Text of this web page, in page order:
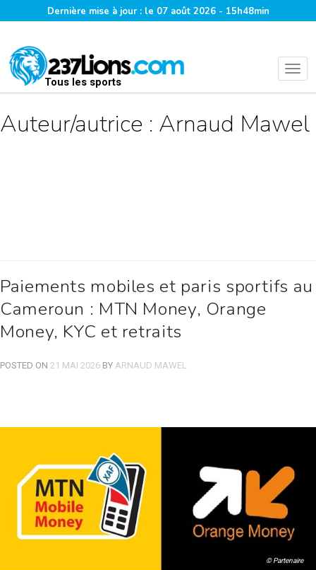
Dernière mise à jour : le 07 août 2026 - 15h48min
Tous les sports
Auteur/autrice : Arnaud Mawel
Paiements mobiles et paris sportifs au
Cameroun : MTN Money, Orange
Money, KYC et retraits
POSTED ON 21 MAI 2026 BY ARNAUD MAWEL
© Partenaire